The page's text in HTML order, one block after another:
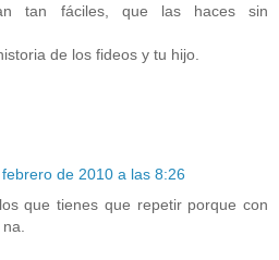
tan fáciles, que las haces sin
de los fideos y tu hijo.
de 2010 a las 8:26
que tienes que repetir porque con